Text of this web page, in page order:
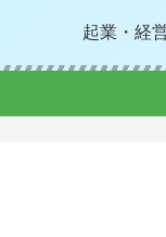
起業・経